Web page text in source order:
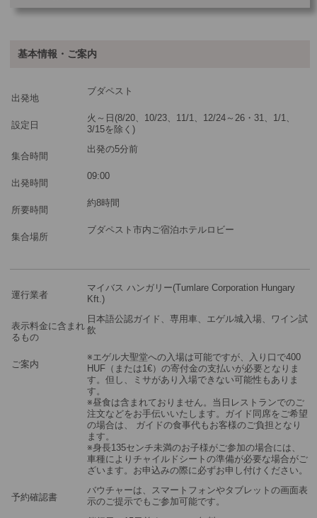
ツアーコード
基本情報・ご案内
出発地
ブダペスト
設定日
火～日(8/20、10/23、11/1、12/24～26・31、1/1、
3/15を除く)
集合時間
出発の5分前
出発時間
09:00
所要時間
約8時間
集合場所
ブダペスト市内ご宿泊ホテルロビー
運行業者
マイバス ハンガリー(Tumlare Corporation Hungary
Kft.)
表示料金に含まれ
るもの
日本語公認ガイド、専用車、エゲル城入場、ワイン試
飲
ご案内
※エゲル大聖堂への入場は可能ですが、入り口で400
HUF（または1€）の寄付金の支払いが必要となりま
す。但し、ミサがあり入場できない可能性もありま
す。
※昼食は含まれておりません。当日レストランでのご
注文などをお手伝いいたします。ガイド同席をご希望
の場合は、 ガイドの食事代もお客様のご負担となり
ます。
※身長135センチ未満のお子様がご参加の場合には、
車種によりチャイルドシートの準備が必要な場合がご
ざいます。お申込みの際に必ずお申し付けください。
予約確認書
バウチャーは、スマートフォンやタブレットの画面表
示のご提示でもご参加可能です。